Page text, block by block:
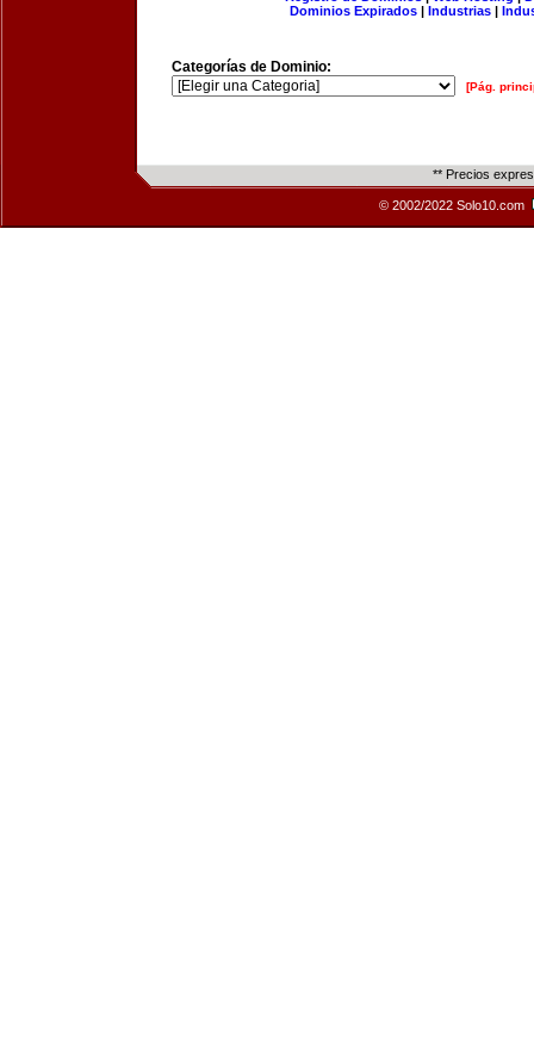
Dominios Expirados | Industrias |
Categorías de Dominio:
[Pág.
** Precios
© 2002/2022 Solo10.com